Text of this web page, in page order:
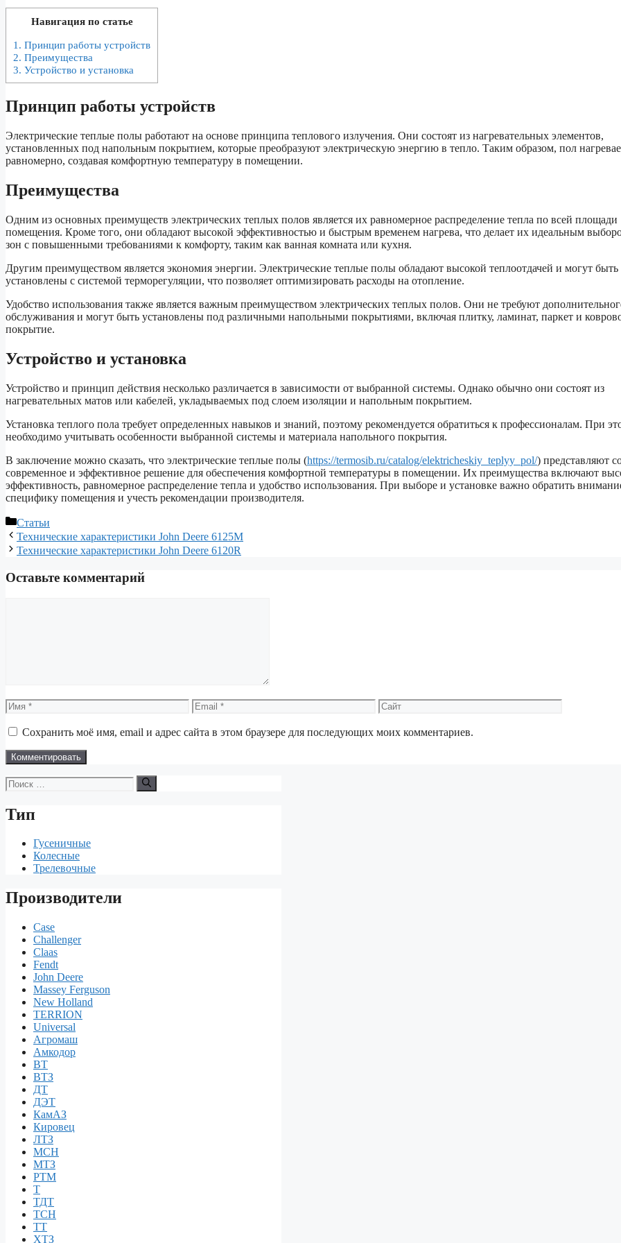
Навигация по статье
1. Принцип работы устройств
2. Преимущества
3. Устройство и установка
Принцип работы устройств
Электрические теплые полы работают на основе принципа теплового излучения. Они состоят из нагревательных элементов,
установленных под напольным покрытием, которые преобразуют электрическую энергию в тепло. Таким образом, пол
равномерно, создавая комфортную температуру в помещении.
Преимущества
Одним из основных преимуществ электрических теплых полов является их равномерное распределение тепла по всей площади
помещения. Кроме того, они обладают высокой эффективностью и быстрым временем нагрева, что делает их идеальным
зон с повышенными требованиями к комфорту, таким как ванная комната или кухня.
Другим преимуществом является экономия энергии. Электрические теплые полы обладают высокой теплоотдачей и могут быть
установлены с системой терморегуляции, что позволяет оптимизировать расходы на отопление.
Удобство использования также является важным преимуществом электрических теплых полов. Они не требуют
обслуживания и могут быть установлены под различными напольными покрытиями, включая плитку, ламинат, паркет и
покрытие.
Устройство и установка
Устройство и принцип действия несколько различается в зависимости от выбранной системы. Однако обычно они состоят из
нагревательных матов или кабелей, укладываемых под слоем изоляции и напольным покрытием.
Установка теплого пола требует определенных навыков и знаний, поэтому рекомендуется обратиться к профессионалам. При
необходимо учитывать особенности выбранной системы и материала напольного покрытия.
В заключение можно сказать, что электрические теплые полы (https://termosib.ru/catalog/elektricheskiy_teplyy_pol/) представляют
современное и эффективное решение для обеспечения комфортной температуры в помещении. Их преимущества включают
эффективность, равномерное распределение тепла и удобство использования. При выборе и установке важно обратить
специфику помещения и учесть рекомендации производителя.
Рубрики
Статьи
Технические характеристики John Deere 6125M
Технические характеристики John Deere 6120R
Оставьте комментарий
Имя Email Сайт
Сохранить моё имя, email и адрес сайта в этом браузере для последующих моих комментариев.
Поиск:
Тип
Гусеничные
Колесные
Трелевочные
Производители
Case
Challenger
Claas
Fendt
John Deere
Massey Ferguson
New Holland
TERRION
Universal
Агромаш
Амкодор
ВТ
ВТЗ
ДТ
ДЭТ
КамАЗ
Кировец
ЛТЗ
МСН
МТЗ
РТМ
Т
ТДТ
ТСН
ТТ
ХТЗ